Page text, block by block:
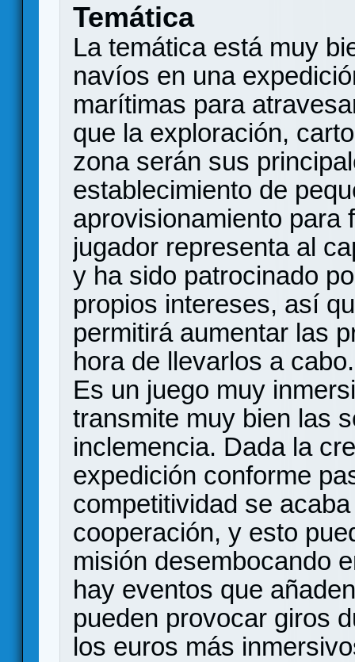
Temática
La temática está muy
navíos en una
marítimas para
que la exploración,
zona serán sus
establecimiento de
aprovisionamiento para
jugador representa al
y ha sido patrocinado
propios intereses, así
permitirá aumentar las
hora de llevarlos a cabo.
Es un juego muy
transmite muy bien las
inclemencia. Dada la
expedición conforme
competitividad se
cooperación, y esto
misión desembocando
hay eventos que
pueden provocar giros
los euros más